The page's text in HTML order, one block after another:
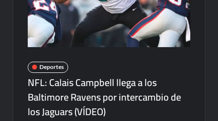
Deportes
NFL: Calais Campbell llega a los
Baltimore Ravens por intercambio de
los Jaguars (VÍDEO)